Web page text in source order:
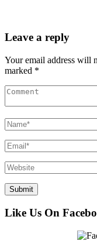
Leave a reply
Your email address will
marked *
Like Us On